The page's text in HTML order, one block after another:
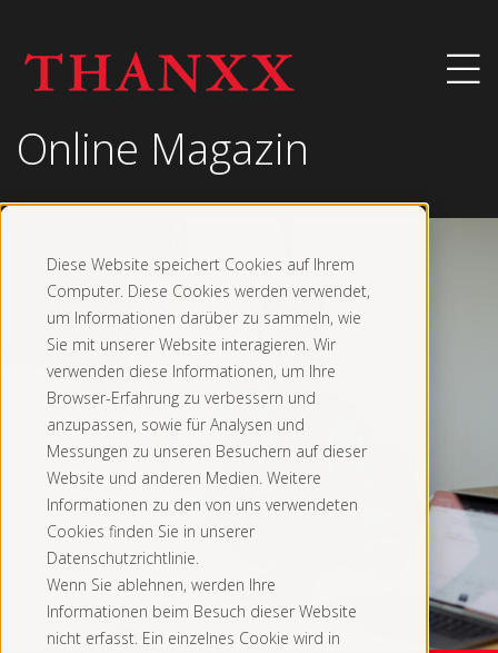
Diese Website speichert Cookies auf Ihrem
Computer. Diese Cookies werden verwendet,
um Informationen darüber zu sammeln, wie
Sie mit unserer Website interagieren. Wir
verwenden diese Informationen, um Ihre
Browser-Erfahrung zu verbessern und
anzupassen, sowie für Analysen und
Messungen zu unseren Besuchern auf dieser
Website und anderen Medien. Weitere
Informationen zu den von uns verwendeten
Cookies finden Sie in unserer
Datenschutzrichtlinie.
Wenn Sie ablehnen, werden Ihre
Informationen beim Besuch dieser Website
nicht erfasst. Ein einzelnes Cookie wird in
Online Magazin